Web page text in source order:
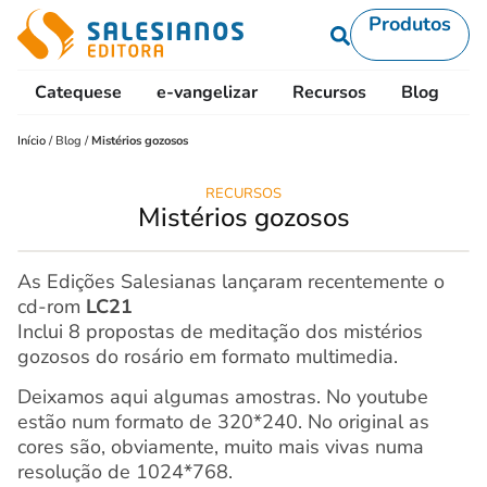
Produtos
Catequese e-vangelizar Recursos Blog
Início / Blog / Mistérios gozosos
RECURSOS
Mistérios gozosos
As Edições Salesianas lançaram recentemente o
cd-rom LC21
Inclui 8 propostas de meditação dos mistérios
gozosos do rosário em formato multimedia.
Deixamos aqui algumas amostras. No youtube
estão num formato de 320*240. No original as
cores são, obviamente, muito mais vivas numa
resolução de 1024*768.